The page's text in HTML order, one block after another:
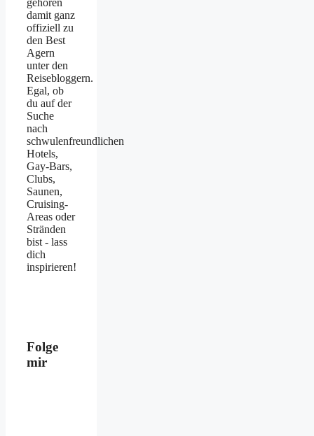
damit ganz
offiziell zu
den Best
Agern
unter den
Reisebloggern.
Egal, ob
du auf der
Suche
nach
schwulenfreundlichen
Hotels,
Gay-Bars,
Clubs,
Saunen,
Cruising-
Areas oder
Stränden
bist - lass
dich
inspirieren!
Folge
mir